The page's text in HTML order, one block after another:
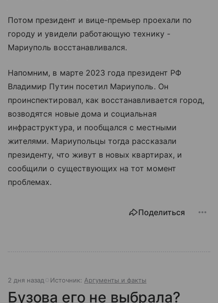
Потом президент и вице-премьер проехали по
городу и увидели работающую технику -
Мариуполь восстанавливался.
Напомним, в марте 2023 года президент РФ
Владимир Путин посетил Мариуполь. Он
проинспектировал, как восстанавливается город,
возводятся новые дома и социальная
инфраструктура, и пообщался с местными
жителями. Мариупольцы тогда рассказали
президенту, что живут в новых квартирах, и
сообщили о существующих на тот момент
проблемах.
Поделиться
2 дня назад Источник: Аргументы и факты
Бузова его не выбрала?